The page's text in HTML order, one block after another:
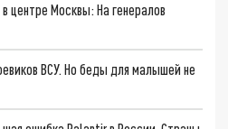
центре Москвы: На генералов
ВСУ. Но беды для малышей не